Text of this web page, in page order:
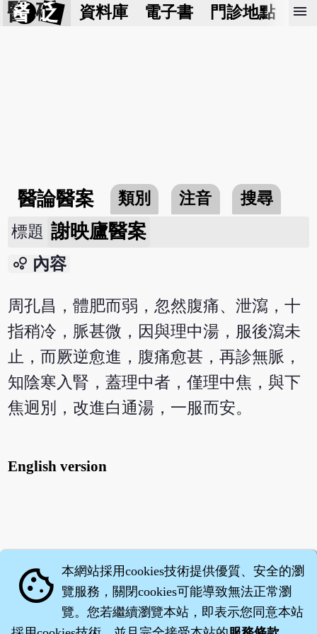
醫 砭 資料庫 電子書 門診地點 預
menu
醫論醫案 類別 注音
搜尋
標題 謝映廬醫案
bubble_chart 內容
周孔昌，體肥而弱，忽然腹痛、泄瀉，十
指稍冷，脈甚微，因與理中湯，服後瀉未
止，而厥逆愈進，腹痛愈甚，再診無脈，
知陰寒入腎，蓋理中者，僅理中焦，與下
焦迥別，改進白通湯，一服而安。
English version
cookie 本網站採用cookies技術提供優質、安全的瀏
覽服務，關閉cookies可能導致無法正常瀏
覽。您若繼續瀏覽本站，即表示您同意本站